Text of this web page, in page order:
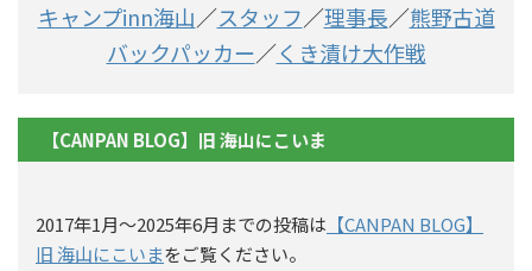
キャンプinn海山／スタッフ／理事長／熊野古道
バックパッカー／くき漬け大作戦
【CANPAN BLOG】旧 海山にこいま
2017年1月〜2025年6月までの投稿は 【CANPAN BLOG】
旧 海山にこいまをご覧ください。